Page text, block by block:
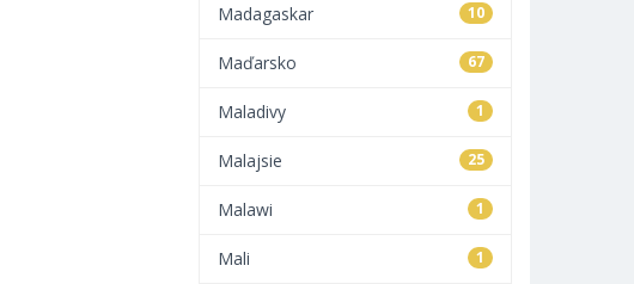
10
Madagaskar
67
Maďarsko
1
Maladivy
25
Malajsie
1
Malawi
1
Mali